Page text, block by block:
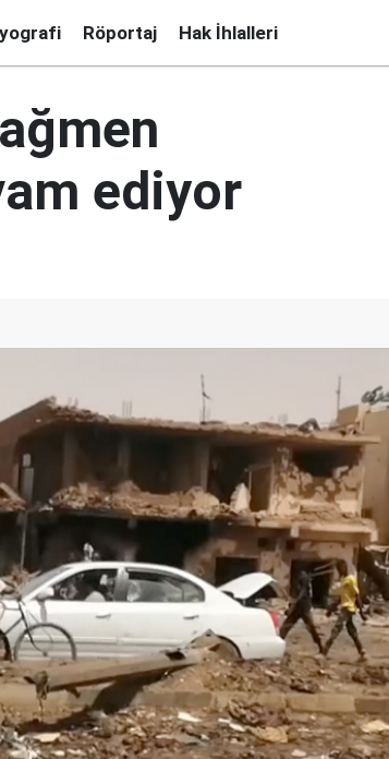
Röportaj Hak İhlalleri
ediyor